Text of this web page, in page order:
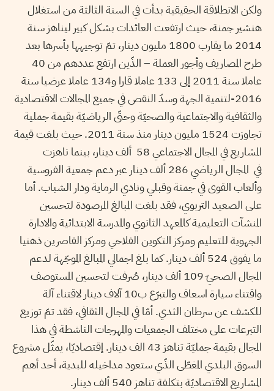
ولكن الانطلاقة الحقيقية بدأت في السنة الثالثة من استغلال
هنشير جمنة، حيث ارتفعت العائدات بشكل كبير ليناهز سنة
2014 ما يقارب 1800 مليون دينار، تمّ توجيهها بأسرها بعد
طرح المصاريف وأجور العملة – الذّين ارتفع عددهم من 40
عاملا سنة 2011 إلى 133 عاملا قارا و134 عاملا عرضيا سنة
2016-لتنمية الجهة وسدّ النقص في جميع المجالات الاقتصادية
والثقافية والاجتماعية والصحيّة وحتّى الرياضيّة بقيمة جملية
تجاوزت 1524 مليون دينار منذ سنة 2011. حيث بلغت قيمة
المشاريع في المجال الاجتماعي 58 ألف دينار، بينما ناهزت
في المجال الرياضي 286 ألف دينار عبر دعم جمعية الفروسية
وألعاب القوى في جمنة وقبلي ونادي الرماية ودار الشباب. أما
على الصعيد التربوي، فقد بلغت المبالغ المرصودة لتحسين
المنشآت التعليمية كالمعهد الثانوي والمدرسة الابتدائية والادارة
الجهوية للتعليم ومركز التكوين الفلاحي ومركز القاصرين ذهنيا
ما يفوق 524 ألف دينار. كما بلغ اجمالي المبالغ الموجّهة لدعم
المجال الصحيّ 109 ألف دينار، صُرفت لتحسين المستوصف
واقتناء سيارة اسعاف والتبرّع ب10 آلاف دينار لاقتناء آلة
للكشف عن سرطان الثدي. أمّا في المجال الثقافي، فقد تمّ توزيع
التبرعات على مختلف الجمعيات والمهرجات الناشطة في هذا
المجال بقيمة جمليّة تناهز 43 الف دينار. إقتصاديّا، يمثّل مشروع
السوق البلدي المغطّى الذّي ستعود مداخيله للبدية، أحد أهم
المشاريع الاقتصاديّة بتكلفة تناهز 540 ألف دينار.